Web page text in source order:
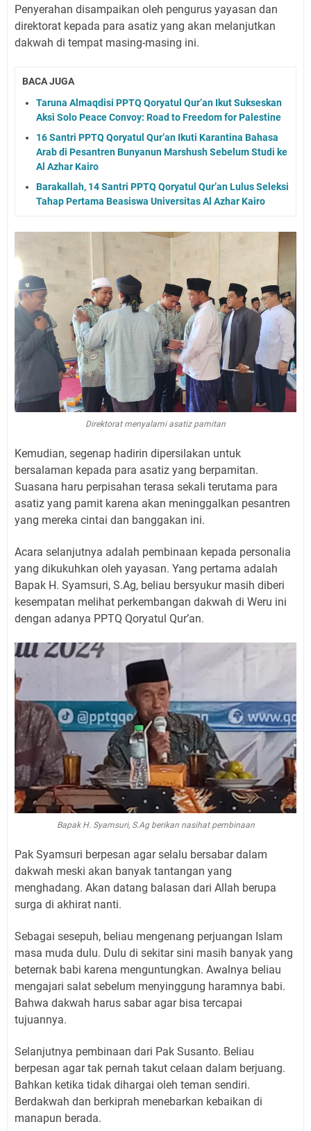
Penyerahan disampaikan oleh pengurus yayasan dan
direktorat kepada para asatiz yang akan melanjutkan
dakwah di tempat masing-masing ini.
BACA JUGA
Taruna Almaqdisi PPTQ Qoryatul Qur’an Ikut Sukseskan
Aksi Solo Peace Convoy: Road to Freedom for Palestine
16 Santri PPTQ Qoryatul Qur’an Ikuti Karantina Bahasa
Arab di Pesantren Bunyanun Marshush Sebelum Studi ke
Al Azhar Kairo
Barakallah, 14 Santri PPTQ Qoryatul Qur’an Lulus Seleksi
Tahap Pertama Beasiswa Universitas Al Azhar Kairo
Direktorat menyalami asatiz pamitan
Kemudian, segenap hadirin dipersilakan untuk
bersalaman kepada para asatiz yang berpamitan.
Suasana haru perpisahan terasa sekali terutama para
asatiz yang pamit karena akan meninggalkan pesantren
yang mereka cintai dan banggakan ini.
Acara selanjutnya adalah pembinaan kepada personalia
yang dikukuhkan oleh yayasan. Yang pertama adalah
Bapak H. Syamsuri, S.Ag, beliau bersyukur masih diberi
kesempatan melihat perkembangan dakwah di Weru ini
dengan adanya PPTQ Qoryatul Qur’an.
Bapak H. Syamsuri, S.Ag berikan nasihat pembinaan
Pak Syamsuri berpesan agar selalu bersabar dalam
dakwah meski akan banyak tantangan yang
menghadang. Akan datang balasan dari Allah berupa
surga di akhirat nanti.
Sebagai sesepuh, beliau mengenang perjuangan Islam
masa muda dulu. Dulu di sekitar sini masih banyak yang
beternak babi karena menguntungkan. Awalnya beliau
mengajari salat sebelum menyinggung haramnya babi.
Bahwa dakwah harus sabar agar bisa tercapai
tujuannya.
Selanjutnya pembinaan dari Pak Susanto. Beliau
berpesan agar tak pernah takut celaan dalam berjuang.
Bahkan ketika tidak dihargai oleh teman sendiri.
Berdakwah dan berkiprah menebarkan kebaikan di
manapun berada.